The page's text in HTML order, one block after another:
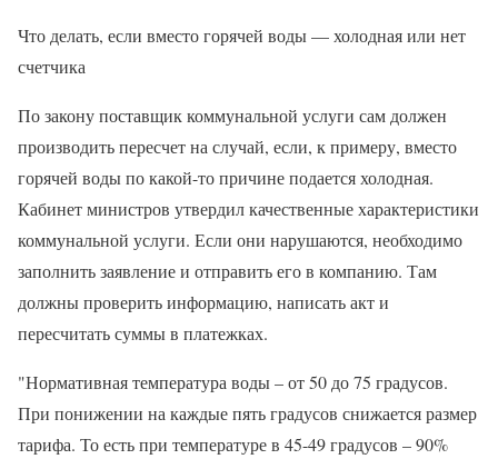
Что делать, если вместо горячей воды — холодная или нет
счетчика
По закону поставщик коммунальной услуги сам должен
производить пересчет на случай, если, к примеру, вместо
горячей воды по какой-то причине подается холодная.
Кабинет министров утвердил качественные характеристики
коммунальной услуги. Если они нарушаются, необходимо
заполнить заявление и отправить его в компанию. Там
должны проверить информацию, написать акт и
пересчитать суммы в платежках.
"Нормативная температура воды – от 50 до 75 градусов.
При понижении на каждые пять градусов снижается размер
тарифа. То есть при температуре в 45-49 градусов – 90%